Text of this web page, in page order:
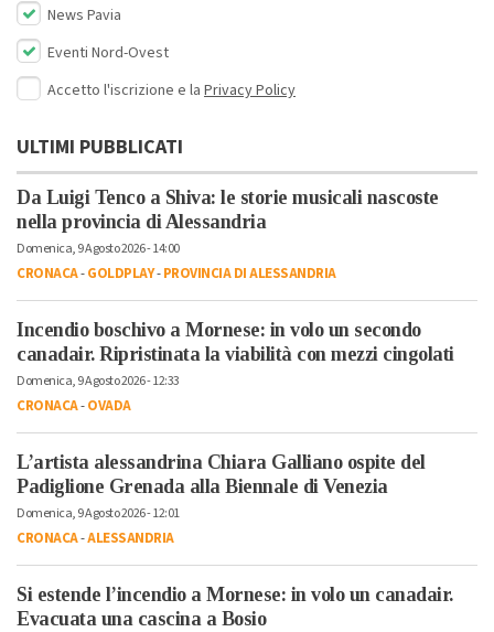
News Pavia
Eventi Nord-Ovest
Accetto l'iscrizione e la Privacy Policy
ULTIMI PUBBLICATI
Da Luigi Tenco a Shiva: le storie musicali nascoste
nella provincia di Alessandria
Domenica, 9 Agosto 2026 - 14:00
CRONACA-GOLDPLAY-PROVINCIA DI ALESSANDRIA
Incendio boschivo a Mornese: in volo un secondo
canadair. Ripristinata la viabilità con mezzi cingolati
Domenica, 9 Agosto 2026 - 12:33
CRONACA-OVADA
L’artista alessandrina Chiara Galliano ospite del
Padiglione Grenada alla Biennale di Venezia
Domenica, 9 Agosto 2026 - 12:01
CRONACA-ALESSANDRIA
Si estende l’incendio a Mornese: in volo un canadair.
Evacuata una cascina a Bosio